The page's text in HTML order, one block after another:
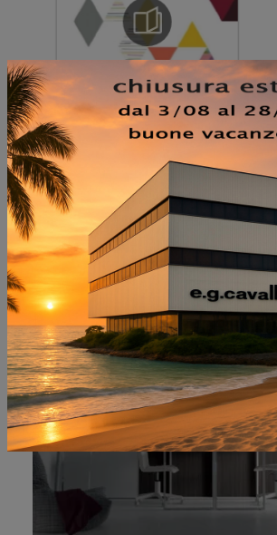
NON PERDERTI ANCHE:
S15 A SOPPALCO